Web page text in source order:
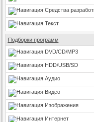
Средства
Текст
Подборки программ
DVD/CD/MP3
HDD/USB/SD
Аудио
Видео
Изображения
Интернет